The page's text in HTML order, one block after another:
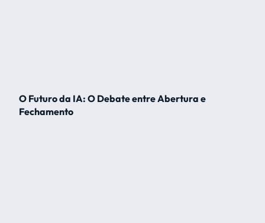
O Futuro da IA: O Debate entre Abertura e
Fechamento